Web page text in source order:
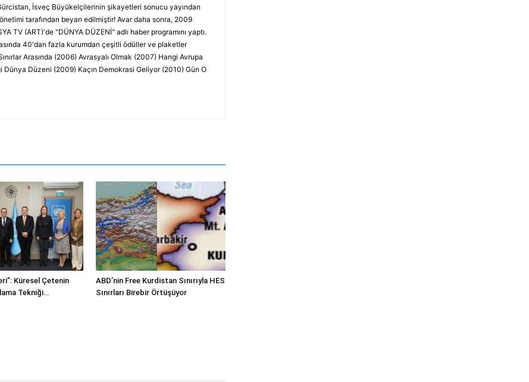
İsveç Büyükelçilerinin şikayetleri sonucu yayından
tarafından beyan edilmiştir! Avar daha sonra, 2009
TV (ART)'de "DÜNYA DÜZENİ" adlı haber programını yaptı.
40'dan fazla kurumdan çeşitli ödüller ve plaketler
Arasında (2006) Avrasyalı Olmak (2007) Hangi Avrupa
Dünya Düzeni (2009) Kaçın Demokrasi Geliyor (2010) Gün O
Küresel Çetenin
Tekniği…
ABD’nin Free Kurdistan Sınırıyla HES
Sınırları Birebir Örtüşüyor